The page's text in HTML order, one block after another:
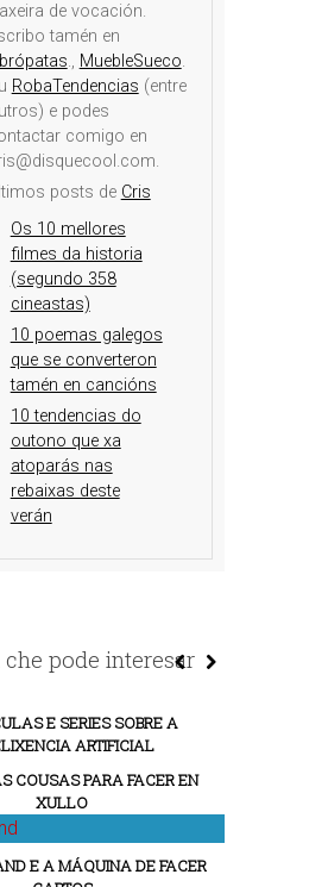
de vocación.
tamén en
., MuebleSueco.
RobaTendencias (entre
e podes
comigo en
posts de Cris
Os 10 mellores
filmes da historia
(segundo 358
cineastas)
10 poemas galegos
que se converteron
tamén en cancións
10 tendencias do
outono que xa
atoparás nas
rebaixas deste
verán
pode interesar
E SERIES SOBRE A
ARTIFICIAL
COUSAS PARA FACER EN
XULLO
E A MÁQUINA DE FACER